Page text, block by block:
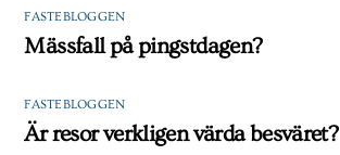
FASTEBLOGGEN
Mässfall på pingstdagen?
FASTEBLOGGEN
Är resor verkligen värda besväret?